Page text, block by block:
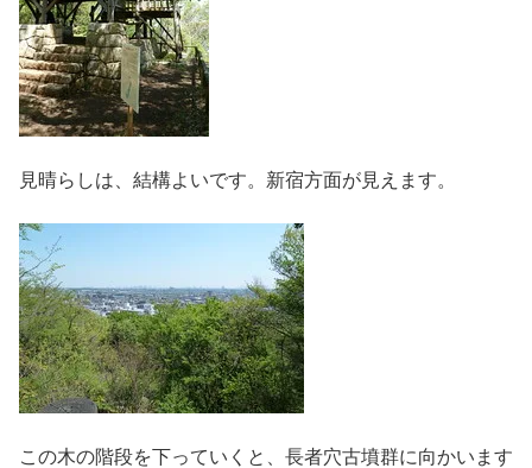
見晴らしは、結構よいです。新宿方面が見えます。
この木の階段を下っていくと、長者穴古墳群に向かいます